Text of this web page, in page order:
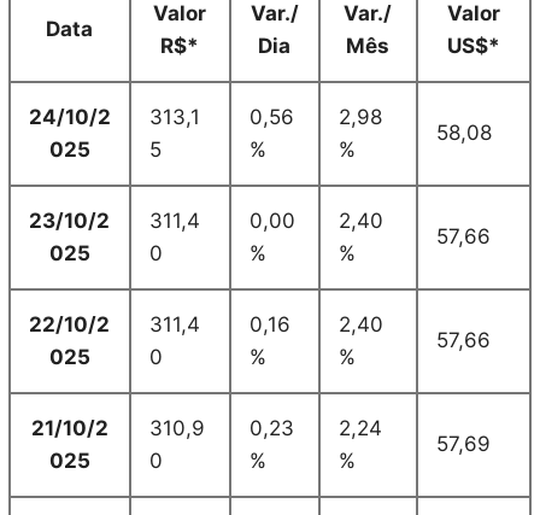
Data
Valor
R$*
Var./
Dia
Var./
Mês
Valor
US$*
24/10/2
025
313,1
5
0,56
%
2,98
%
58,08
23/10/2
025
311,4
0
0,00
%
2,40
%
57,66
22/10/2
025
311,4
0
0,16
%
2,40
%
57,66
21/10/2
025
310,9
0
0,23
%
2,24
%
57,69